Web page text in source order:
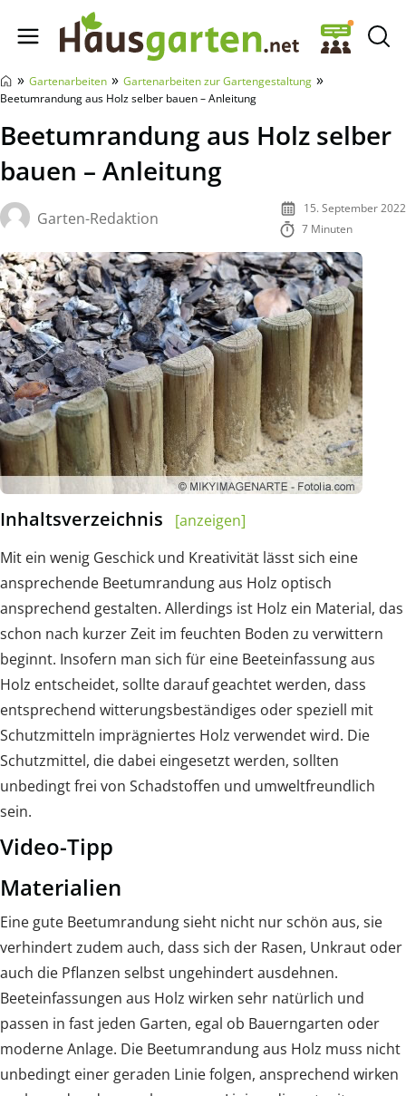
Hausgarten.net
» Gartenarbeiten » Gartenarbeiten zur Gartengestaltung »
Beetumrandung aus Holz selber bauen – Anleitung
Beetumrandung aus Holz selber
bauen – Anleitung
Garten-Redaktion
15. September 2022
7 Minuten
Inhaltsverzeichnis
[anzeigen]
Mit ein wenig Geschick und Kreativität lässt sich eine
ansprechende Beetumrandung aus Holz optisch
ansprechend gestalten. Allerdings ist Holz ein Material, das
schon nach kurzer Zeit im feuchten Boden zu verwittern
beginnt. Insofern man sich für eine Beeteinfassung aus
Holz entscheidet, sollte darauf geachtet werden, dass
entsprechend witterungsbeständiges oder speziell mit
Schutzmitteln imprägniertes Holz verwendet wird. Die
Schutzmittel, die dabei eingesetzt werden, sollten
unbedingt frei von Schadstoffen und umweltfreundlich
sein.
Video-Tipp
Materialien
Eine gute Beetumrandung sieht nicht nur schön aus, sie
verhindert zudem auch, dass sich der Rasen, Unkraut oder
auch die Pflanzen selbst ungehindert ausdehnen.
Beeteinfassungen aus Holz wirken sehr natürlich und
passen in fast jeden Garten, egal ob Bauerngarten oder
moderne Anlage. Die Beetumrandung aus Holz muss nicht
unbedingt einer geraden Linie folgen, ansprechend wirken